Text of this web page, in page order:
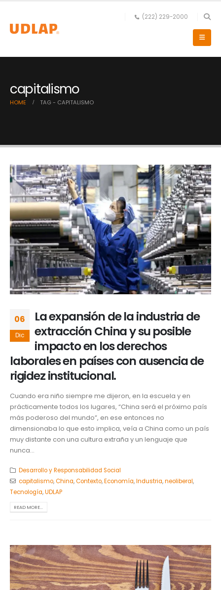
(222) 229-2000
capitalismo
HOME TAG - CAPITALISMO
06
Dic
La expansión de la industria de
extracción China y su posible
impacto en los derechos
laborales en países con ausencia de
rigidez institucional.
Cuando era niño siempre me dijeron, en la escuela y en
prácticamente todos los lugares, “China será el próximo país
más poderoso del mundo”, en ese entonces no
dimensionaba lo que esto implica, veía a China como un país
muy distante con una cultura extraña y un lenguaje que
nunca...
Desarrollo y Responsabilidad Social
capitalismo,China,Contexto,Economía,Industria,neoliberal,
Tecnología,UDLAP
READ MORE...